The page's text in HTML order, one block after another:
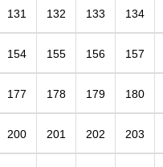
131 132 133 134
154 155 156 157
177 178 179 180
200 201 202 203